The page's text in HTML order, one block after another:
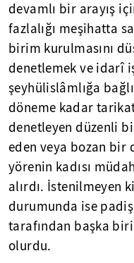
devamlı bir arayış
fazlalığı meşihatta
birim kurulmasını
denetlemek ve idarî
şeyhülislâmlığa
döneme kadar
denetleyen düzenli
eden veya bozan
yörenin kadısı
alırdı. İstenilmeyen
durumunda ise
tarafından başka
olurdu.